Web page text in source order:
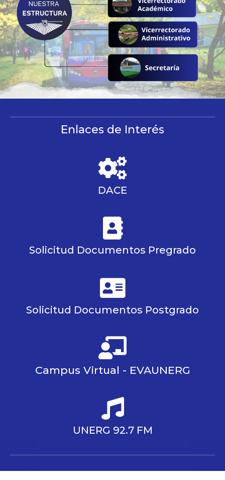
Enlaces de Interés
DACE
Solicitud Documentos Pregrado
Solicitud Documentos Postgrado
Campus Virtual - EVAUNERG
UNERG 92.7 FM